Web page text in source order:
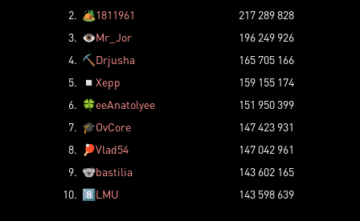
2. 🏕️1811961
217 289 828
3. 👁️Mr_Jor
196 249 926
4. ⛏️ Drjusha
165 705 166
5.
◽ Xepp
159 155 174
6. 🍀eeAnatolyee
151 950 399
7. 🎓OvCore
147 423 931
8.
🏓Vlad54
147 042 961
9. 🐨bastilia
143 602 165
10. 8️⃣LMU 143 598 639